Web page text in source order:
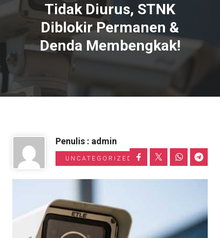
Comercial
Brosur Toyota
Informasi Toyota
Tidak Diurus, STNK
Diblokir Permanen &
Denda Membengkak!
Penulis : admin
UNCATEGORIZED